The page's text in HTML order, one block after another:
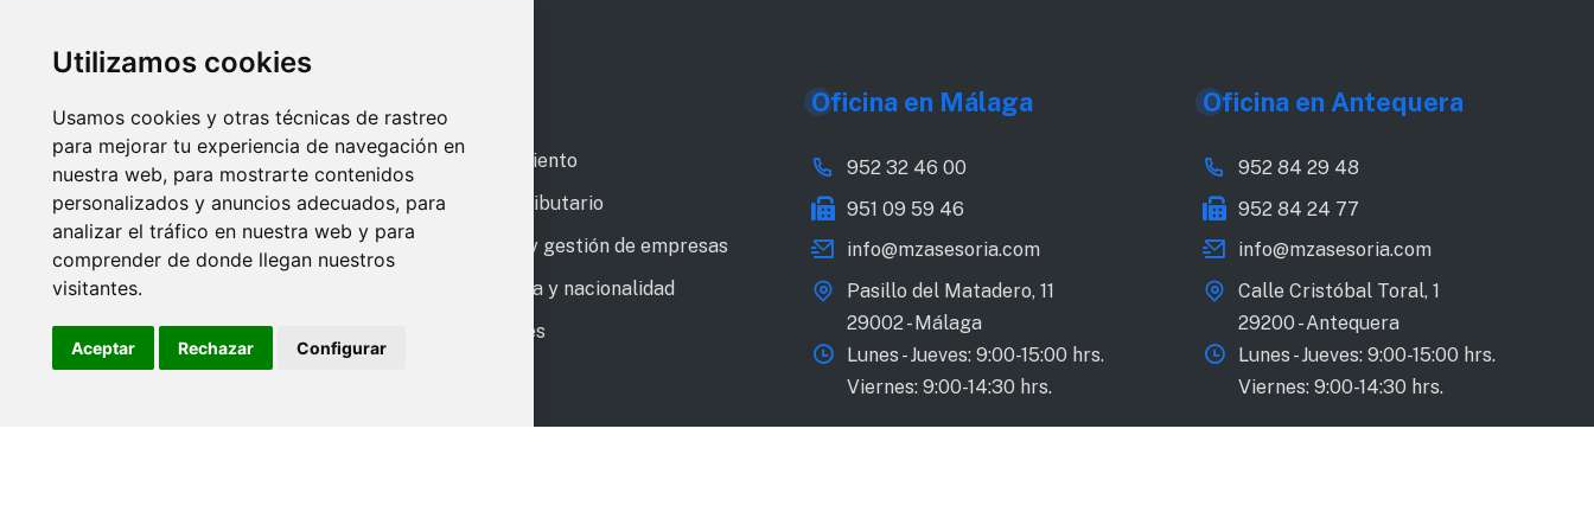
Utilizamos cookies
Usamos cookies y otras técnicas de rastreo
para mejorar tu experiencia de navegación en
nuestra web, para mostrarte contenidos
personalizados y anuncios adecuados, para
analizar el tráfico en nuestra web y para
comprender de donde llegan nuestros
visitantes.
Aceptar Rechazar Configurar
Asesoramiento
Fiscal y tributario
Creación y gestión de empresas
Extranjería y nacionalidad
Adicionales
Oficina en Málaga
952 32 46 00
951 09 59 46
info@mzasesoria.com
Pasillo del Matadero, 11
29002 - Málaga
Lunes - Jueves: 9:00-15:00 hrs.
Viernes: 9:00-14:30 hrs.
Oficina en Antequera
952 84 29 48
952 84 24 77
info@mzasesoria.com
Calle Cristóbal Toral, 1
29200 - Antequera
Lunes - Jueves: 9:00-15:00 hrs.
Viernes: 9:00-14:30 hrs.